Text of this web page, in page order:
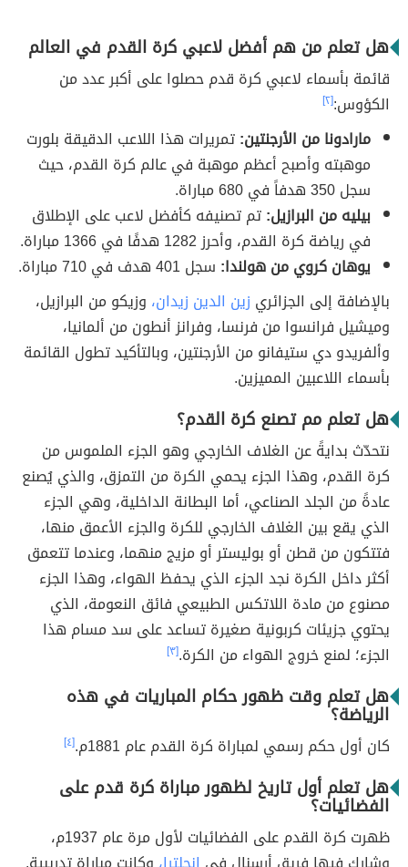
هل تعلم من هم أفضل لاعبي كرة القدم في العالم
قائمة بأسماء لاعبي كرة قدم حصلوا على أكبر عدد من
الكؤوس:[٢]
مارادونا من الأرجنتين:تمريرات هذا اللاعب الدقيقة بلورت
موهبته وأصبح أعظم موهبة في عالم كرة القدم، حيث
سجل 350 هدفاً في 680 مباراة.
بيليه من البرازيل:تم تصنيفه كأفضل لاعب على الإطلاق
في رياضة كرة القدم، وأحرز 1282 هدفًا في 1366 مباراة.
يوهان كروي من هولندا: سجل 401 هدف في 710 مباراة.
بالإضافة إلى الجزائري زين الدين زيدان، وزيكو من البرازيل،
وميشيل فرانسوا من فرنسا، وفرانز أنطون من ألمانيا،
وألفريدو دي ستيفانو من الأرجنتين، وبالتأكيد تطول القائمة
بأسماء اللاعبين المميزين.
هل تعلم مم تصنع كرة القدم؟
نتحدّث بدايةً عن الغلاف الخارجي وهو الجزء الملموس من
كرة القدم، وهذا الجزء يحمي الكرة من التمزق، والذي يُصنع
عادةً من الجلد الصناعي، أما البطانة الداخلية، وهي الجزء
الذي يقع بين الغلاف الخارجي للكرة والجزء الأعمق منها،
فتتكون من قطن أو بوليستر أو مزيج منهما، وعندما تتعمق
أكثر داخل الكرة نجد الجزء الذي يحفظ الهواء، وهذا الجزء
مصنوع من مادة اللاتكس الطبيعي فائق النعومة، الذي
يحتوي جزيئات كربونية صغيرة تساعد على سد مسام هذا
الجزء؛ لمنع خروج الهواء من الكرة.[٣]
هل تعلم وقت ظهور حكام المباريات في هذه
الرياضة؟
كان أول حكم رسمي لمباراة كرة القدم عام 1881م. [٤]
هل تعلم أول تاريخ لظهور مباراة كرة قدم على
الفضائيات؟
ظهرت كرة القدم على الفضائيات لأول مرة عام 1937م،